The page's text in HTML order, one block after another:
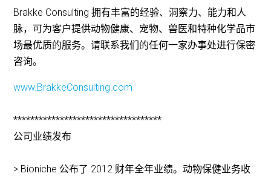
Brakke Consulting 拥有丰富的经验、洞察力、能力和人
脉，可为客户提供动物健康、宠物、兽医和特种化学品市
场最优质的服务。请联系我们的任何一家办事处进行保密
咨询。
www.BrakkeConsulting.com
***********************************
公司业绩发布
> Bioniche 公布了 2012 财年全年业绩。动物保健业务收